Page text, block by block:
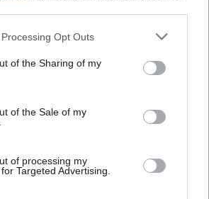
Opt Outs
of the Sharing of my
of the Sale of my
of processing my
Targeted Advertising.